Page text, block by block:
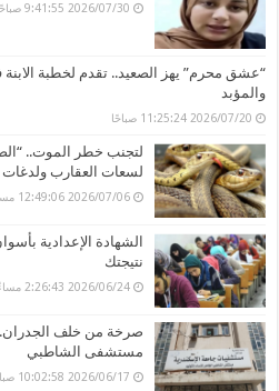
2026/07/30 9:41:55 صباحًا
“عشق محرم” يهز الصعيد.. تقدم لخطبة الابنة
والمؤبد
2026/07/20 11:25:24 صباحًا
لتجنب خطر الموت..
لسعات العقارب ولدغات
2026/07/06 12:49:06 مساءً
نتيجتك
2026/06/24 2:26:43 مساءً
صرخة من خلف
مستشفى الشاطبي
2026/06/17 10:02:58 صباحًا